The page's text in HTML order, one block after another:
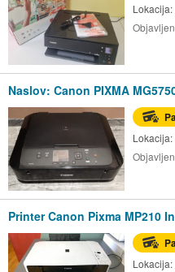
Lokacija:
Naslov: Canon PIXMA
Lokacija:
Printer Canon Pixma MP210
Lokacija: